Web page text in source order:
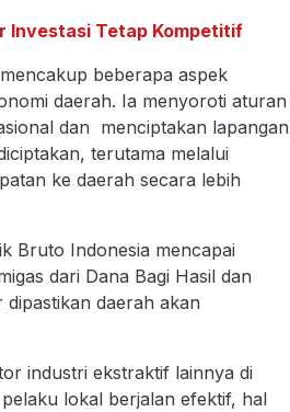
Investasi Tetap Kompetitif
beberapa aspek
daerah. Ia menyoroti aturan
dan menciptakan lapangan
terutama melalui
ke daerah secara lebih
Bruto Indonesia mencapai
dari Dana Bagi Hasil dan
daerah akan
industri ekstraktif lainnya di
lokal berjalan efektif, hal